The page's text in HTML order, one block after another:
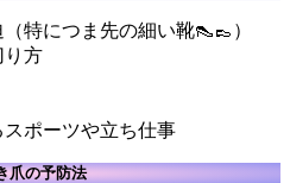
特につま先の細い靴👠👞）
り方
ポーツや立ち仕事
爪の予防法